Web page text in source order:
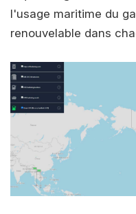
l'usage maritime du
renouvelable dans